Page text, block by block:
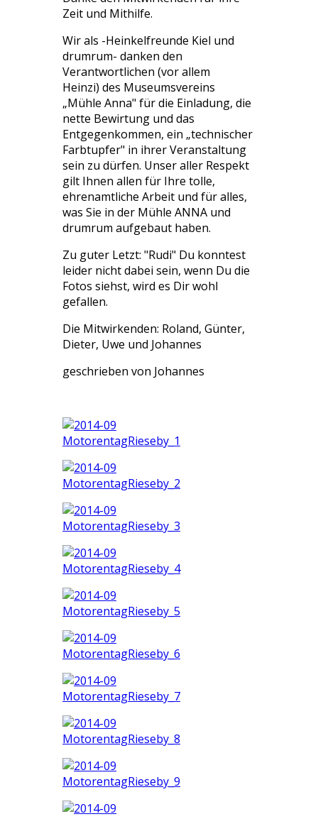
Zeit und Mithilfe.
Wir als -Heinkelfreunde Kiel und
drumrum- danken den
Verantwortlichen (vor allem
Heinzi) des Museumsvereins
„Mühle Anna" für die Einladung, die
nette Bewirtung und das
Entgegenkommen, ein „technischer
Farbtupfer" in ihrer Veranstaltung
sein zu dürfen. Unser aller Respekt
gilt Ihnen allen für Ihre tolle,
ehrenamtliche Arbeit und für alles,
was Sie in der Mühle ANNA und
drumrum aufgebaut haben.
Zu guter Letzt: "Rudi" Du konntest
leider nicht dabei sein, wenn Du die
Fotos siehst, wird es Dir wohl
gefallen.
Die Mitwirkenden: Roland, Günter,
Dieter, Uwe und Johannes
geschrieben von Johannes